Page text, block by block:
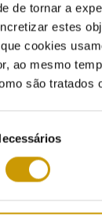
de tornar a
estes
cookies
ao mesmo
são tratados
dos
9/